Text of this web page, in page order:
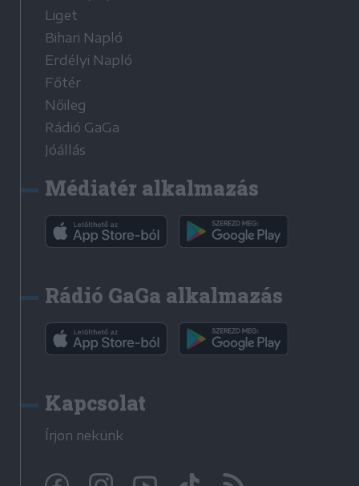
Liget
Bihari Napló
Erdélyi Napló
Főtér
Nőileg
Rádió GaGa
Jóállás
Médiatér alkalmazás
Rádió GaGa alkalmazás
Kapcsolat
Írjon nekünk